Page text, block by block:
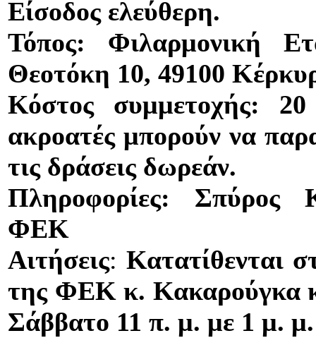
Είσοδος ελεύθερη.
Τόπος:
Φιλαρμονική
Θεοτόκη 10, 49100
Κόστος συμμετοχής:
ακροατές μπορούν να
τις δράσεις δωρεάν.
Πληροφορίες: Σπύρος
ΦΕΚ
Αιτήσεις: Κατατίθενται
της ΦΕΚ κ. Κακαρούγκα
Σάββατο 11 π. μ. με 1 μ. μ.